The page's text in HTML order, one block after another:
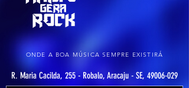
ONDE A BOA MÚSICA SEMPRE EXISTIRÁ
R. Maria Cacilda, 255 - Robalo, Aracaju - SE, 49006-029